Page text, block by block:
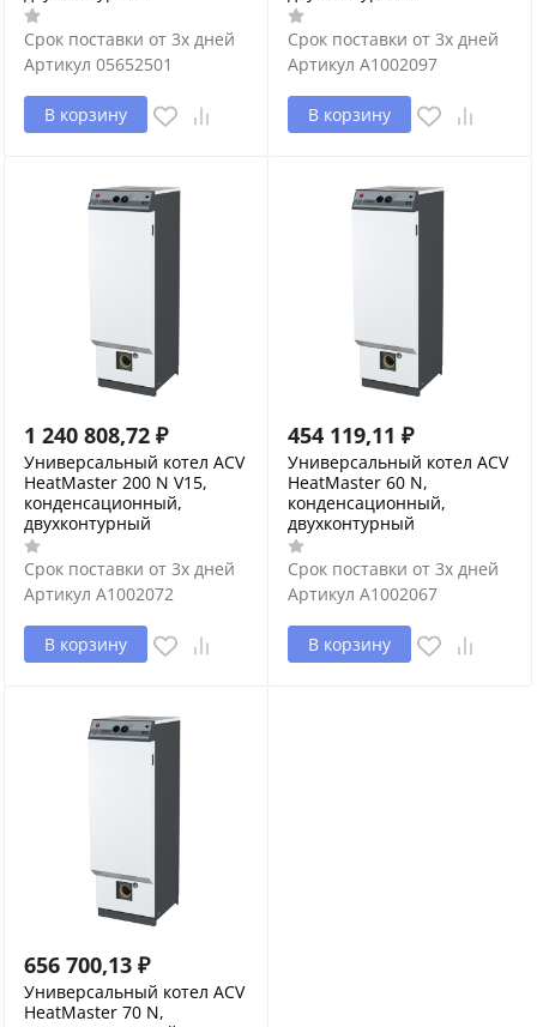
Срок поставки от 3х дней
Артикул 05652501
В корзину
Срок поставки от 3х дней
Артикул A1002097
В корзину
1 240 808,72 ₽
Универсальный котел ACV
HeatMaster 200 N V15,
конденсационный,
двухконтурный
Срок поставки от 3х дней
Артикул A1002072
В корзину
454 119,11 ₽
Универсальный котел ACV
HeatMaster 60 N,
конденсационный,
двухконтурный
Срок поставки от 3х дней
Артикул A1002067
В корзину
656 700,13 ₽
Универсальный котел ACV
HeatMaster 70 N,